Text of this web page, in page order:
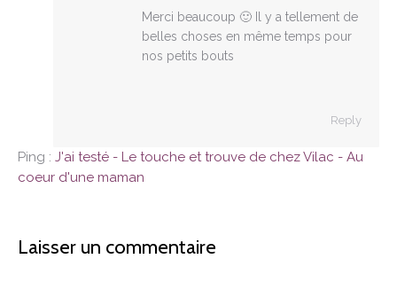
Merci beaucoup 🙂 Il y a tellement de
belles choses en même temps pour
nos petits bouts
Reply
Ping : J'ai testé - Le touche et trouve de chez Vilac - Au
coeur d'une maman
Laisser un commentaire